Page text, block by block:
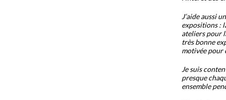
J’aide aussi
expositions :
ateliers pour
très bonne
motivée pour
Je suis
presque
ensemble